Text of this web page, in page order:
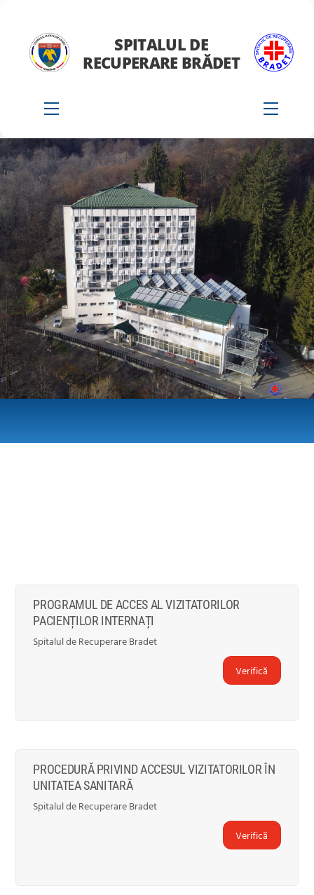
content
SPITALUL DE
RECUPERARE BRĂDET
Menu
Menu
PROGRAMUL DE ACCES AL VIZITATORILOR
PACIENȚILOR INTERNAȚI
Spitalul de Recuperare Bradet
Verifică
PROCEDURĂ PRIVIND ACCESUL VIZITATORILOR ÎN
UNITATEA SANITARĂ
Spitalul de Recuperare Bradet
Verifică